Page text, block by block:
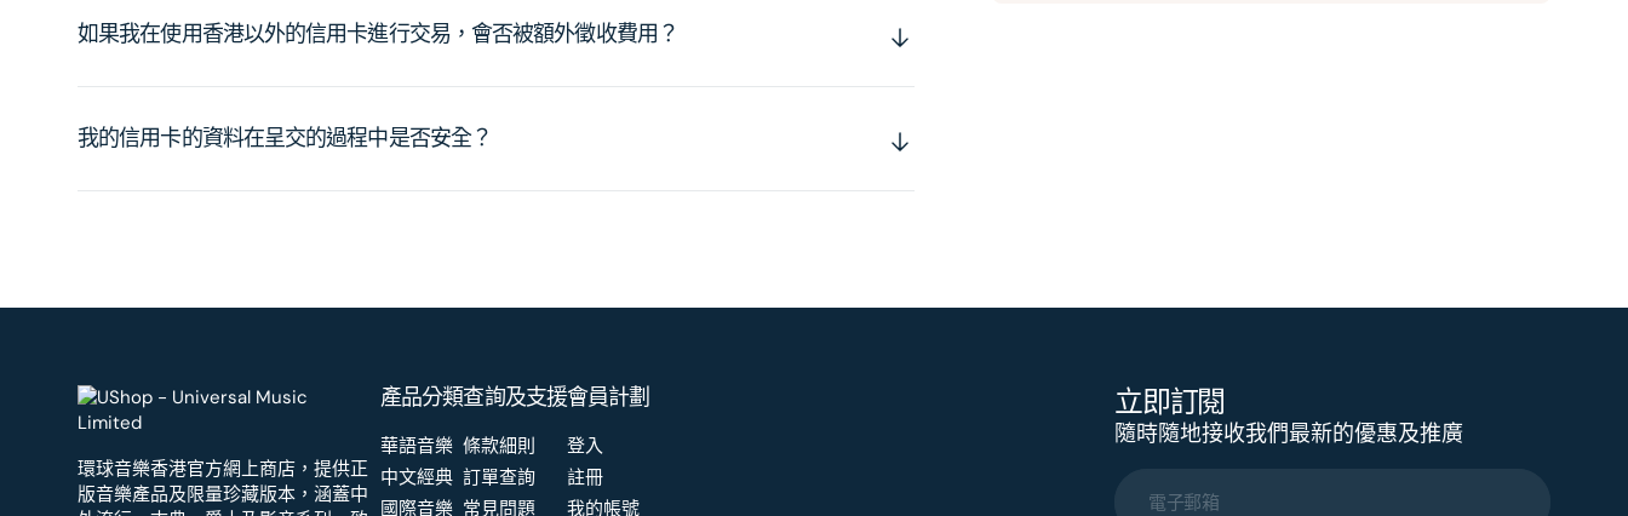
如果我在使用香港以外的信用卡進行交易，會否被額外徵收費用？
我的信用卡的資料在呈交的過程中是否安全？
環球音樂香港官方網上商店，提供正
版音樂產品及限量珍藏版本，涵蓋中
產品分類
華語音樂
中文經典
國際音樂
查詢及支援
條款細則
訂單查詢
常見問題
會員計劃
登入
註冊
我的帳號
立即訂閱
隨時隨地接收我們最新的優惠及推廣
電子郵箱